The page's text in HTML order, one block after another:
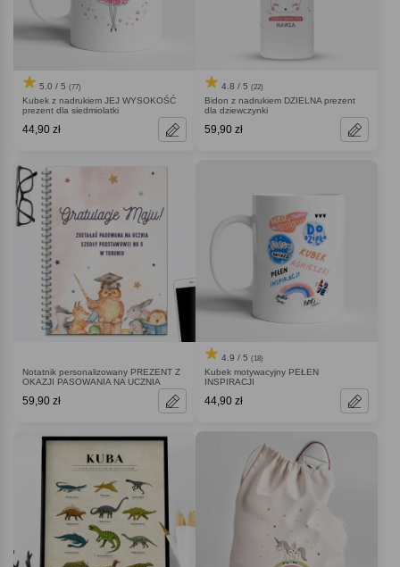
5.0 / 5 (77)
Kubek z nadrukiem JEJ WYSOKOŚĆ
prezent dla siedmiolatki
44,90 zł
4.8 / 5 (22)
Bidon z nadrukiem DZIELNA prezent
dla dziewczynki
59,90 zł
Notatnik personalizowany PREZENT Z
OKAZJI PASOWANIA NA UCZNIA
59,90 zł
4.9 / 5 (18)
Kubek motywacyjny PEŁEN
INSPIRACJI
44,90 zł